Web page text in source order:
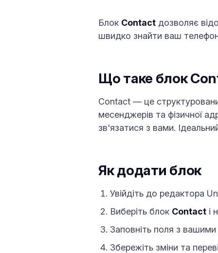
Блок Contact дозволяє
швидко знайти ваш
Що таке блок
Contact — це
месенджерів та фізичної
зв'язатися з вами.
Як додати блок
Увійдіть до редактора
Виберіть блок Contact і
Заповніть поля з
Збережіть зміни та